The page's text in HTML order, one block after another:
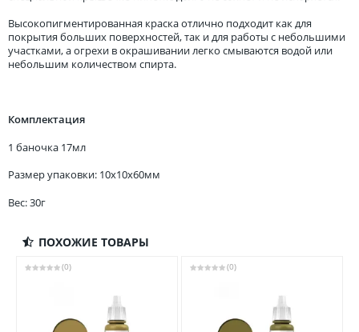
Высокопигментированная краска отлично подходит как для
покрытия больших поверхностей, так и для работы с небольшими
участками, а огрехи в окрашивании легко смываются водой или
небольшим количеством спирта.
Комплектация
1 баночка 17мл
Размер упаковки: 10x10x60мм
Вес: 30г
ПОХОЖИЕ ТОВАРЫ
(0) (0)